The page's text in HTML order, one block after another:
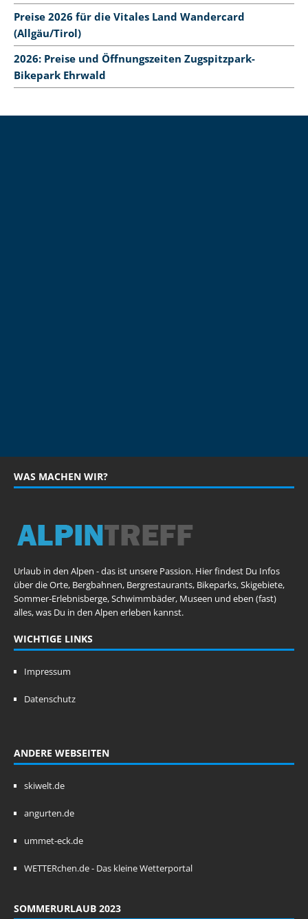
Preise 2026 für die Vitales Land Wandercard
(Allgäu/Tirol)
2026: Preise und Öffnungszeiten Zugspitzpark-
Bikepark Ehrwald
WAS MACHEN WIR?
Urlaub in den Alpen - das ist unsere Passion. Hier findest Du Infos
über die Orte, Bergbahnen, Bergrestaurants, Bikeparks, Skigebiete,
Sommer-Erlebnisberge, Schwimmbäder, Museen und eben (fast)
alles, was Du in den Alpen erleben kannst.
WICHTIGE LINKS
Impressum
Datenschutz
ANDERE WEBSEITEN
skiwelt.de
angurten.de
ummet-eck.de
WETTERchen.de - Das kleine Wetterportal
SOMMERURLAUB 2023